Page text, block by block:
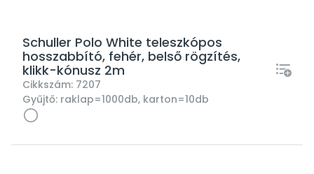
Schuller Polo White teleszkópos
hosszabbító, fehér, belső rögzítés,
klikk-kónusz 2m
Cikkszám: 7207
Gyűjtő: raklap=1000db, karton=10db